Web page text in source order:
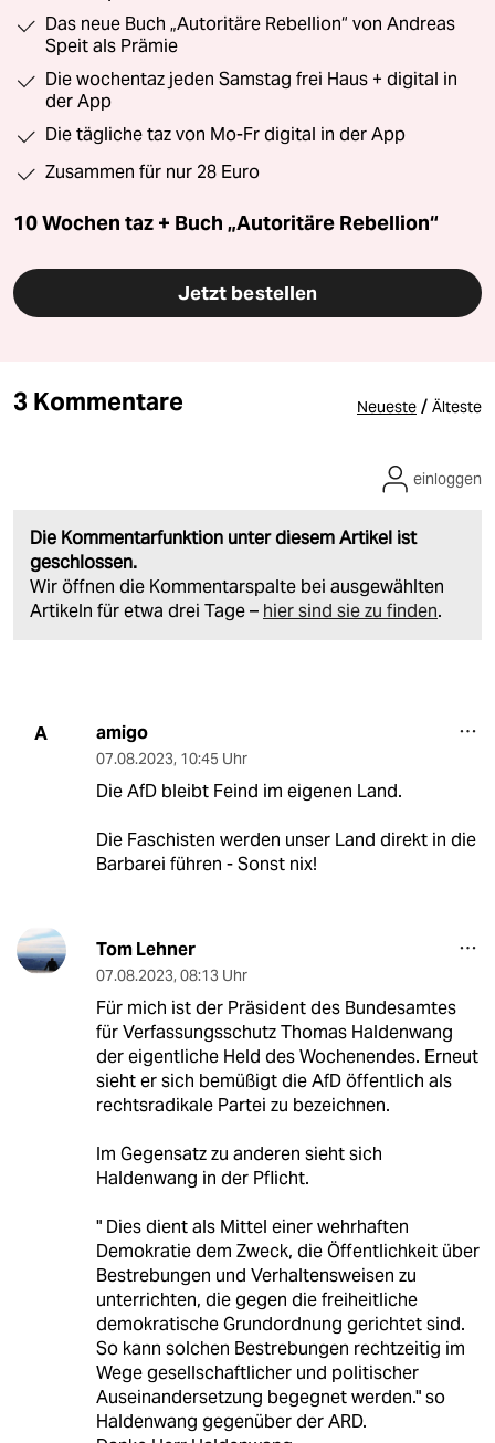
Das neue Buch „Autoritäre Rebellion“ von Andreas
Speit als Prämie
Die wochentaz jeden Samstag frei Haus + digital in
der App
Die tägliche taz von Mo-Fr digital in der App
Zusammen für nur 28 Euro
10 Wochen taz + Buch „Autoritäre Rebellion“
Jetzt bestellen
3 Kommentare Neueste / Älteste
Die Kommentarfunktion unter diesem Artikel ist
geschlossen.
Wir öffnen die Kommentarspalte bei ausgewählten
Artikeln für etwa drei Tage – hier sind sie zu finden.
einloggen
A amigo
07.08.2023, 10:45 Uhr
Die AfD bleibt Feind im eigenen Land.
Die Faschisten werden unser Land direkt in die
Barbarei führen - Sonst nix!
Tom Lehner
07.08.2023, 08:13 Uhr
Für mich ist der Präsident des Bundesamtes
für Verfassungsschutz Thomas Haldenwang
der eigentliche Held des Wochenendes. Erneut
sieht er sich bemüßigt die AfD öffentlich als
rechtsradikale Partei zu bezeichnen.
Im Gegensatz zu anderen sieht sich
Haldenwang in der Pflicht.
" Dies dient als Mittel einer wehrhaften
Demokratie dem Zweck, die Öffentlichkeit über
Bestrebungen und Verhaltensweisen zu
unterrichten, die gegen die freiheitliche
demokratische Grundordnung gerichtet sind.
So kann solchen Bestrebungen rechtzeitig im
Wege gesellschaftlicher und politischer
Auseinandersetzung begegnet werden." so
Haldenwang gegenüber der ARD.